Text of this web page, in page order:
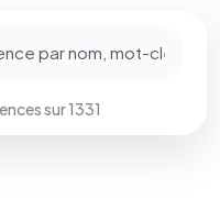
sur 1331